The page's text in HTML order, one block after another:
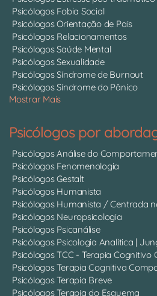
Psicólogos Fobia Social
Psicólogos Orientação de Pais
Psicólogos Relacionamentos
Psicólogos Saúde Mental
Psicólogos Sexualidade
Psicólogos Síndrome de Burnout
Psicólogos Síndrome do Pânico
Mostrar Mais
Psicólogos por
Psicólogos Análise do
Psicólogos Fenomenologia
Psicólogos Gestalt
Psicólogos Humanista
Psicólogos Humanista / Centrada
Psicólogos Neuropsicologia
Psicólogos Psicanálise
Psicólogos Psicologia Analítica |
Psicólogos TCC - Terapia
Psicólogos Terapia Cognitiva
Psicólogos Terapia Breve
Psicólogos Terapia do Esquema